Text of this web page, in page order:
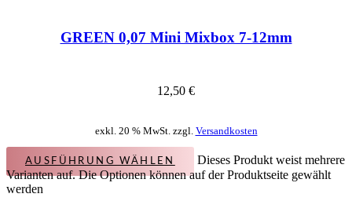
GREEN 0,07 Mini Mixbox 7-12mm
12,50 €
exkl. 20 % MwSt. zzgl. Versandkosten
AUSFÜHRUNG WÄHLEN
Dieses Produkt weist mehrere
Varianten auf. Die Optionen können auf der Produktseite gewählt
werden